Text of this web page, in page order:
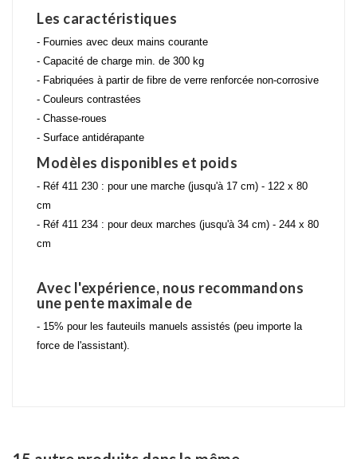
Les caractéristiques
- Fournies avec deux mains courante
- Capacité de charge min. de 300 kg
- Fabriquées à partir de fibre de verre renforcée non-corrosive
- Couleurs contrastées
- Chasse-roues
- Surface antidérapante
Modèles disponibles et poids
- Réf 411 230 : pour une marche (jusqu'à 17 cm) - 122 x 80
cm
- Réf 411 234 : pour deux marches (jusqu'à 34 cm) - 244 x 80
cm
Avec l'expérience, nous recommandons
une pente maximale de
- 15% pour les fauteuils manuels assistés (peu importe la
force de l'assistant).